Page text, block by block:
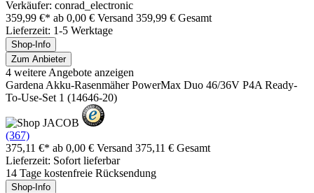
Verkäufer: conrad_electronic
359,99 €* ab 0,00 € Versand 359,99 € Gesamt
Lieferzeit: 1-5 Werktage
Shop-Info
Zum Anbieter
4 weitere Angebote anzeigen
Gardena Akku-Rasenmäher PowerMax Duo 46/36V P4A Ready-
To-Use-Set 1 (14646-20)
(367)
375,11 €* ab 0,00 € Versand 375,11 € Gesamt
Lieferzeit: Sofort lieferbar
14 Tage kostenfreie Rücksendung
Shop-Info